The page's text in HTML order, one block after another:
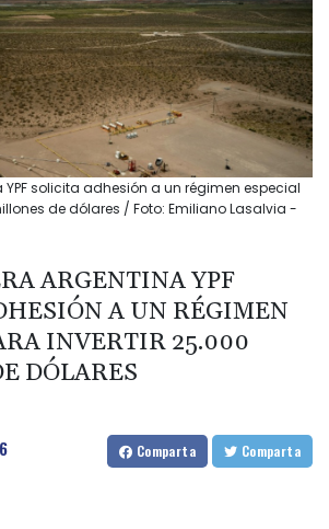
solicita adhesión a un régimen especial
de dólares / Foto: Emiliano Lasalvia -
ARGENTINA YPF
A UN RÉGIMEN
INVERTIR 25.000
DÓLARES
Comparta Comparta